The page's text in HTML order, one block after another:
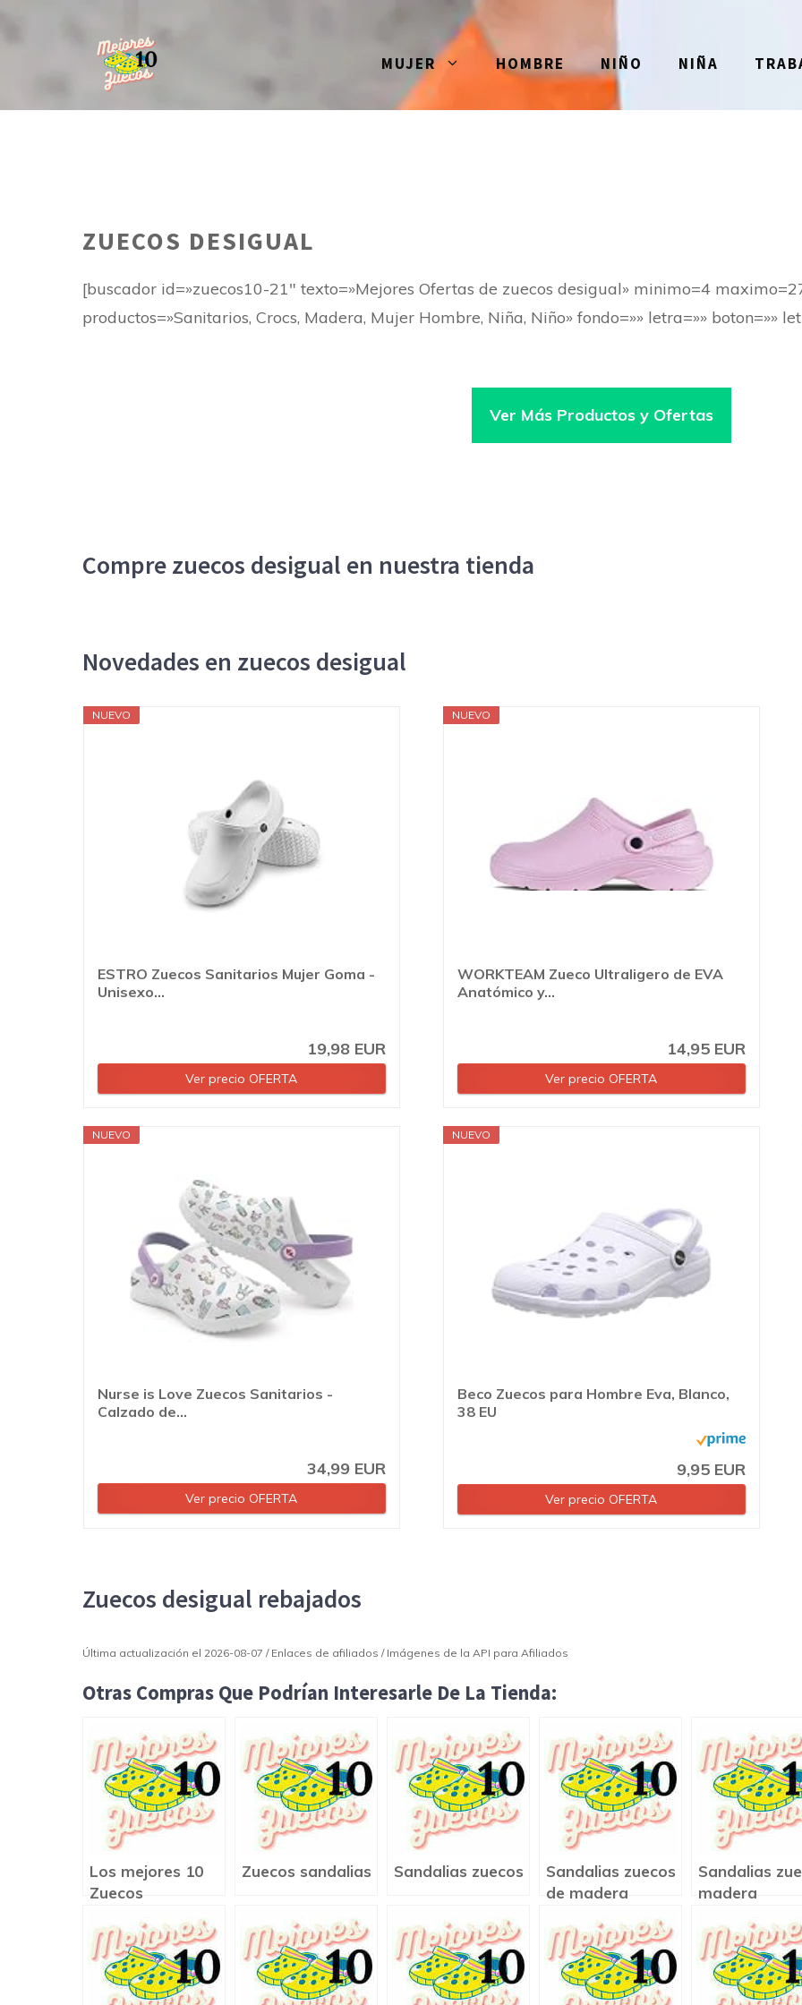
al
MUJER HOMBRE NIÑO NIÑA
ZUECOS DESIGUAL
[buscador id=»zuecos10-21″ texto=»Mejores Ofertas de zuecos desigual» minimo=4
productos=»Sanitarios, Crocs, Madera, Mujer Hombre, Niña, Niño» fondo=»» letra=»» boton=»»
Ver Más Productos y Ofertas
Compre zuecos desigual en nuestra tienda
Novedades en zuecos desigual
NUEVO
ESTRO Zuecos Sanitarios Mujer Goma -
Unisexo...
19,98 EUR
Ver precio OFERTA
NUEVO
WORKTEAM Zueco Ultraligero de EVA
Anatómico y...
14,95 EUR
Ver precio OFERTA
NUEVO
Nurse is Love Zuecos Sanitarios -
Calzado de...
34,99 EUR
Ver precio OFERTA
NUEVO
Beco Zuecos para Hombre Eva, Blanco,
38 EU
9,95 EUR
Ver precio OFERTA
Zuecos desigual rebajados
Última actualización el 2026-08-07 / Enlaces de afiliados / Imágenes de la API para Afiliados
Otras Compras Que Podrían Interesarle De La Tienda:
Los mejores 10
Zuecos
Zuecos sandalias Sandalias zuecos
Sandalias zuecos
de madera
Sandalias
madera